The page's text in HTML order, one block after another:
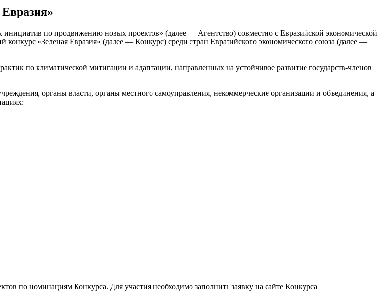
инициатив по продвижению новых проектов» (далее — Агентство) совместно с Евразийской экономической
«Зеленая Евразия» (далее — Конкурс) среди стран Евразийского экономического союза (далее —
по климатической митигации и адаптации, направленных на устойчивое развитие государств-членов
органы власти, органы местного самоуправления, некоммерческие организации и объединения, а
по номинациям Конкурса. Для участия необходимо заполнить заявку на сайте Конкурса